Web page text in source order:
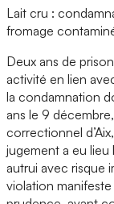
Lait cru :
fromage
Deux ans de
activité en lien
la condamnation
ans le 9
correctionnel d’Aix,
jugement a eu
autrui avec risque
violation